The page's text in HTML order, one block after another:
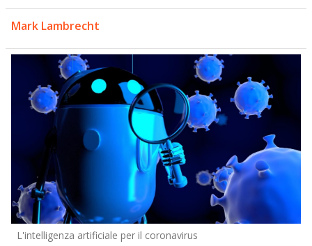
Mark Lambrecht
L'intelligenza artificiale per il coronavirus